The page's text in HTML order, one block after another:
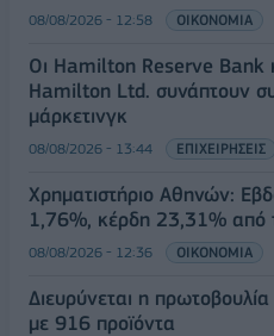
08/08/2026 - 12:58 ΟΙΚΟΝΟΜΙΑ
Οι Hamilton Reserve Bank
Hamilton Ltd. συνάπτουν
μάρκετινγκ
08/08/2026 - 13:44 ΕΠΙΧΕΙΡΗΣΕΙΣ
Χρηματιστήριο Αθηνών:
1,76%, κέρδη 23,31% από
08/08/2026 - 12:36 ΟΙΚΟΝΟΜΙΑ
Διευρύνεται η πρωτοβουλία
με 916 προϊόντα